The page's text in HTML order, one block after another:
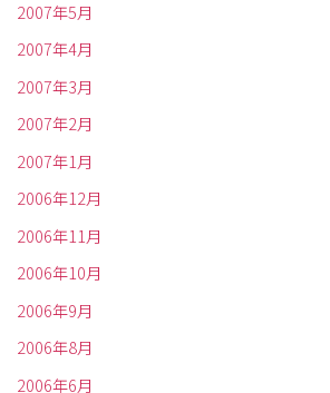
2007年5月
2007年4月
2007年3月
2007年2月
2007年1月
2006年12月
2006年11月
2006年10月
2006年9月
2006年8月
2006年6月